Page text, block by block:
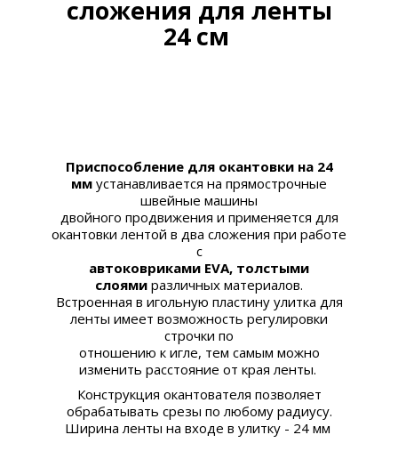
сложения для ленты
24 см
Приспособление для окантовки на 24
мм устанавливается на прямострочные
швейные машины
двойного продвижения и применяется для
окантовки лентой в два сложения при работе
с
автоковриками EVA, толстыми
слоями различных материалов.
Встроенная в игольную пластину улитка для
ленты имеет возможность регулировки
строчки по
отношению к игле, тем самым можно
изменить расстояние от края ленты.
Конструкция окантователя позволяет
обрабатывать срезы по любому радиусу.
Ширина ленты на входе в улитку - 24 мм